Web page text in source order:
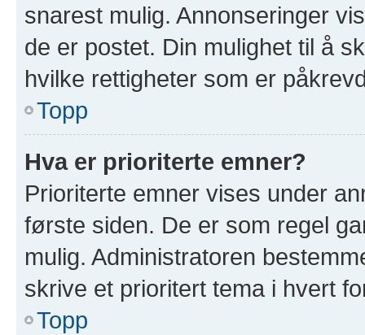
snarest mulig. Annonseringer
de er postet. Din mulighet til å
hvilke rettigheter som er
Topp
Hva er prioriterte emner?
Prioriterte emner vises under
første siden. De er som regel
mulig. Administratoren
skrive et prioritert tema i hvert
Topp